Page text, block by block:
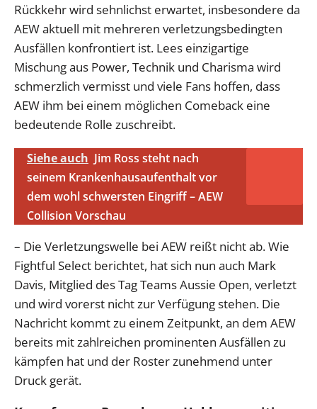
Rückkehr wird sehnlichst erwartet, insbesondere da
AEW aktuell mit mehreren verletzungsbedingten
Ausfällen konfrontiert ist. Lees einzigartige
Mischung aus Power, Technik und Charisma wird
schmerzlich vermisst und viele Fans hoffen, dass
AEW ihm bei einem möglichen Comeback eine
bedeutende Rolle zuschreibt.
Siehe auch Jim Ross steht nach
seinem Krankenhausaufenthalt vor
dem wohl schwersten Eingriff – AEW
Collision Vorschau
– Die Verletzungswelle bei AEW reißt nicht ab. Wie
Fightful Select berichtet, hat sich nun auch Mark
Davis, Mitglied des Tag Teams Aussie Open, verletzt
und wird vorerst nicht zur Verfügung stehen. Die
Nachricht kommt zu einem Zeitpunkt, an dem AEW
bereits mit zahlreichen prominenten Ausfällen zu
kämpfen hat und der Roster zunehmend unter
Druck gerät.